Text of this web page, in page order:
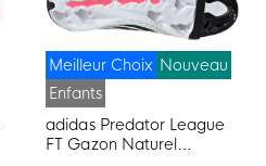
Meilleur Choix Nouveau
Enfants
adidas Predator League
FT Gazon Naturel